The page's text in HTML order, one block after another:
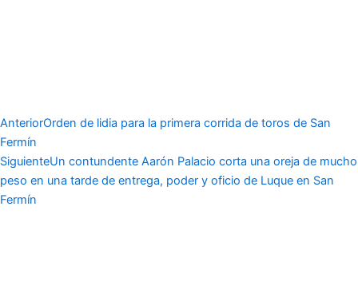
AnteriorOrden de lidia para la primera corrida de toros de San
Fermín
SiguienteUn contundente Aarón Palacio corta una oreja de mucho
peso en una tarde de entrega, poder y oficio de Luque en San
Fermín